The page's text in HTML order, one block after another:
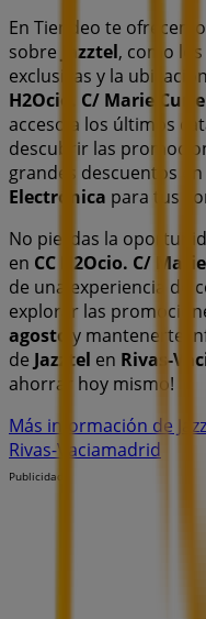
En Tiendeo te
sobre
Jazztel, como
exclusivas y la
H2Ocio. C/ Marie
acceso a los últimos
descubrir las
grandes descuentos
Electrónica para tus
No pierdas la
en CC H2Ocio. C/
de una experiencia de
explorar las
agosto y mantenerte
de Jazztel en Rivas-
ahorrar hoy mismo!
Más información de
Rivas-Vaciamadrid
Publicidad